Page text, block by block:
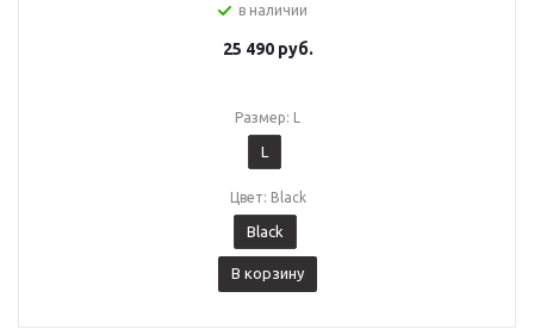
в наличии
25 490руб.
Размер: L
L
Цвет: Black
Black
В корзину